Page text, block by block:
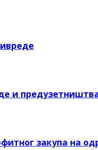
и
закупа на